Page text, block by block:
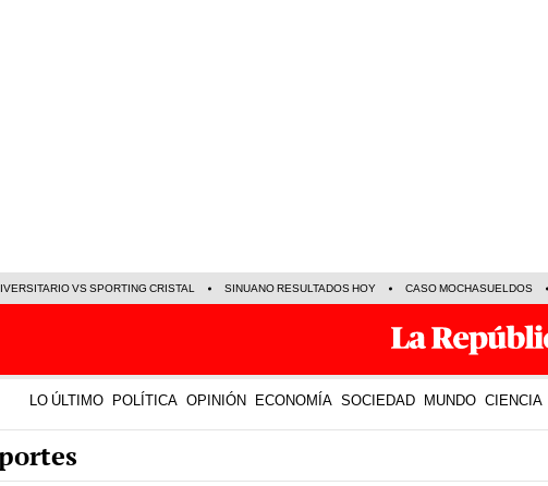
VS SPORTING CRISTAL SINUANO RESULTADOS HOY CASO MOCHASUELDOS
LO ÚLTIMO POLÍTICA OPINIÓN ECONOMÍA SOCIEDAD MUNDO CIENCIA